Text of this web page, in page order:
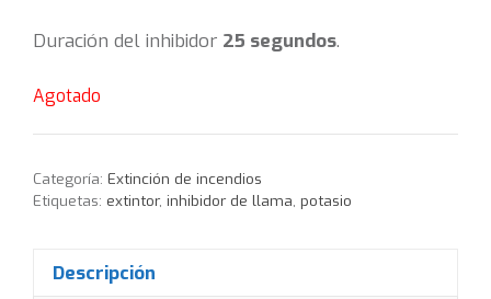
Duración del inhibidor 25 segundos.
Agotado
Categoría: Extinción de incendios
Etiquetas: extintor, inhibidor de llama, potasio
Descripción